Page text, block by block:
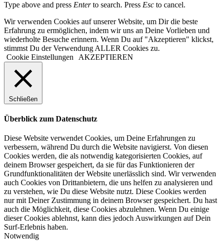
Type above and press Enterto search. Press Esc to cancel.
Wir verwenden Cookies auf unserer Website, um Dir die beste
Erfahrung zu ermöglichen, indem wir uns an Deine Vorlieben und
wiederholte Besuche erinnern. Wenn Du auf "Akzeptieren" klickst,
stimmst Du der Verwendung ALLER Cookies zu.
Cookie Einstellungen
AKZEPTIEREN
Schließen
Überblick zum Datenschutz
Diese Website verwendet Cookies, um Deine Erfahrungen zu
verbessern, während Du durch die Website navigierst. Von diesen
Cookies werden, die als notwendig kategorisierten Cookies, auf
deinem Browser gespeichert, da sie für das Funktionieren der
Grundfunktionalitäten der Website unerlässlich sind. Wir verwenden
auch Cookies von Drittanbietern, die uns helfen zu analysieren und
zu verstehen, wie Du diese Website nutzt. Diese Cookies werden
nur mit Deiner Zustimmung in deinem Browser gespeichert. Du hast
auch die Möglichkeit, diese Cookies abzulehnen. Wenn Du einige
dieser Cookies ablehnst, kann dies jedoch Auswirkungen auf Dein
Surf-Erlebnis haben.
Notwendig